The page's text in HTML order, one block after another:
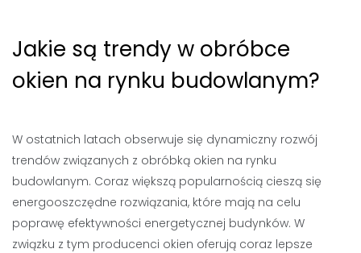
Jakie są trendy w obróbce
okien na rynku budowlanym?
W ostatnich latach obserwuje się dynamiczny rozwój
trendów związanych z obróbką okien na rynku
budowlanym. Coraz większą popularnością cieszą się
energooszczędne rozwiązania, które mają na celu
poprawę efektywności energetycznej budynków. W
związku z tym producenci okien oferują coraz lepsze